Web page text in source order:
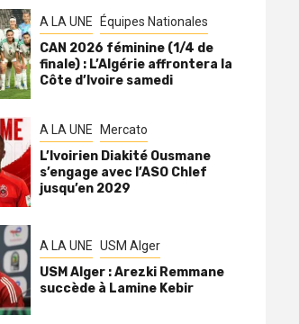
A LA UNE Équipes Nationales
CAN 2026 féminine (1/4 de
finale) : L’Algérie affrontera la
Côte d’Ivoire samedi
A LA UNE Mercato
L’Ivoirien Diakité Ousmane
s’engage avec l’ASO Chlef
jusqu’en 2029
A LA UNE USM Alger
USM Alger : Arezki Remmane
succède à Lamine Kebir